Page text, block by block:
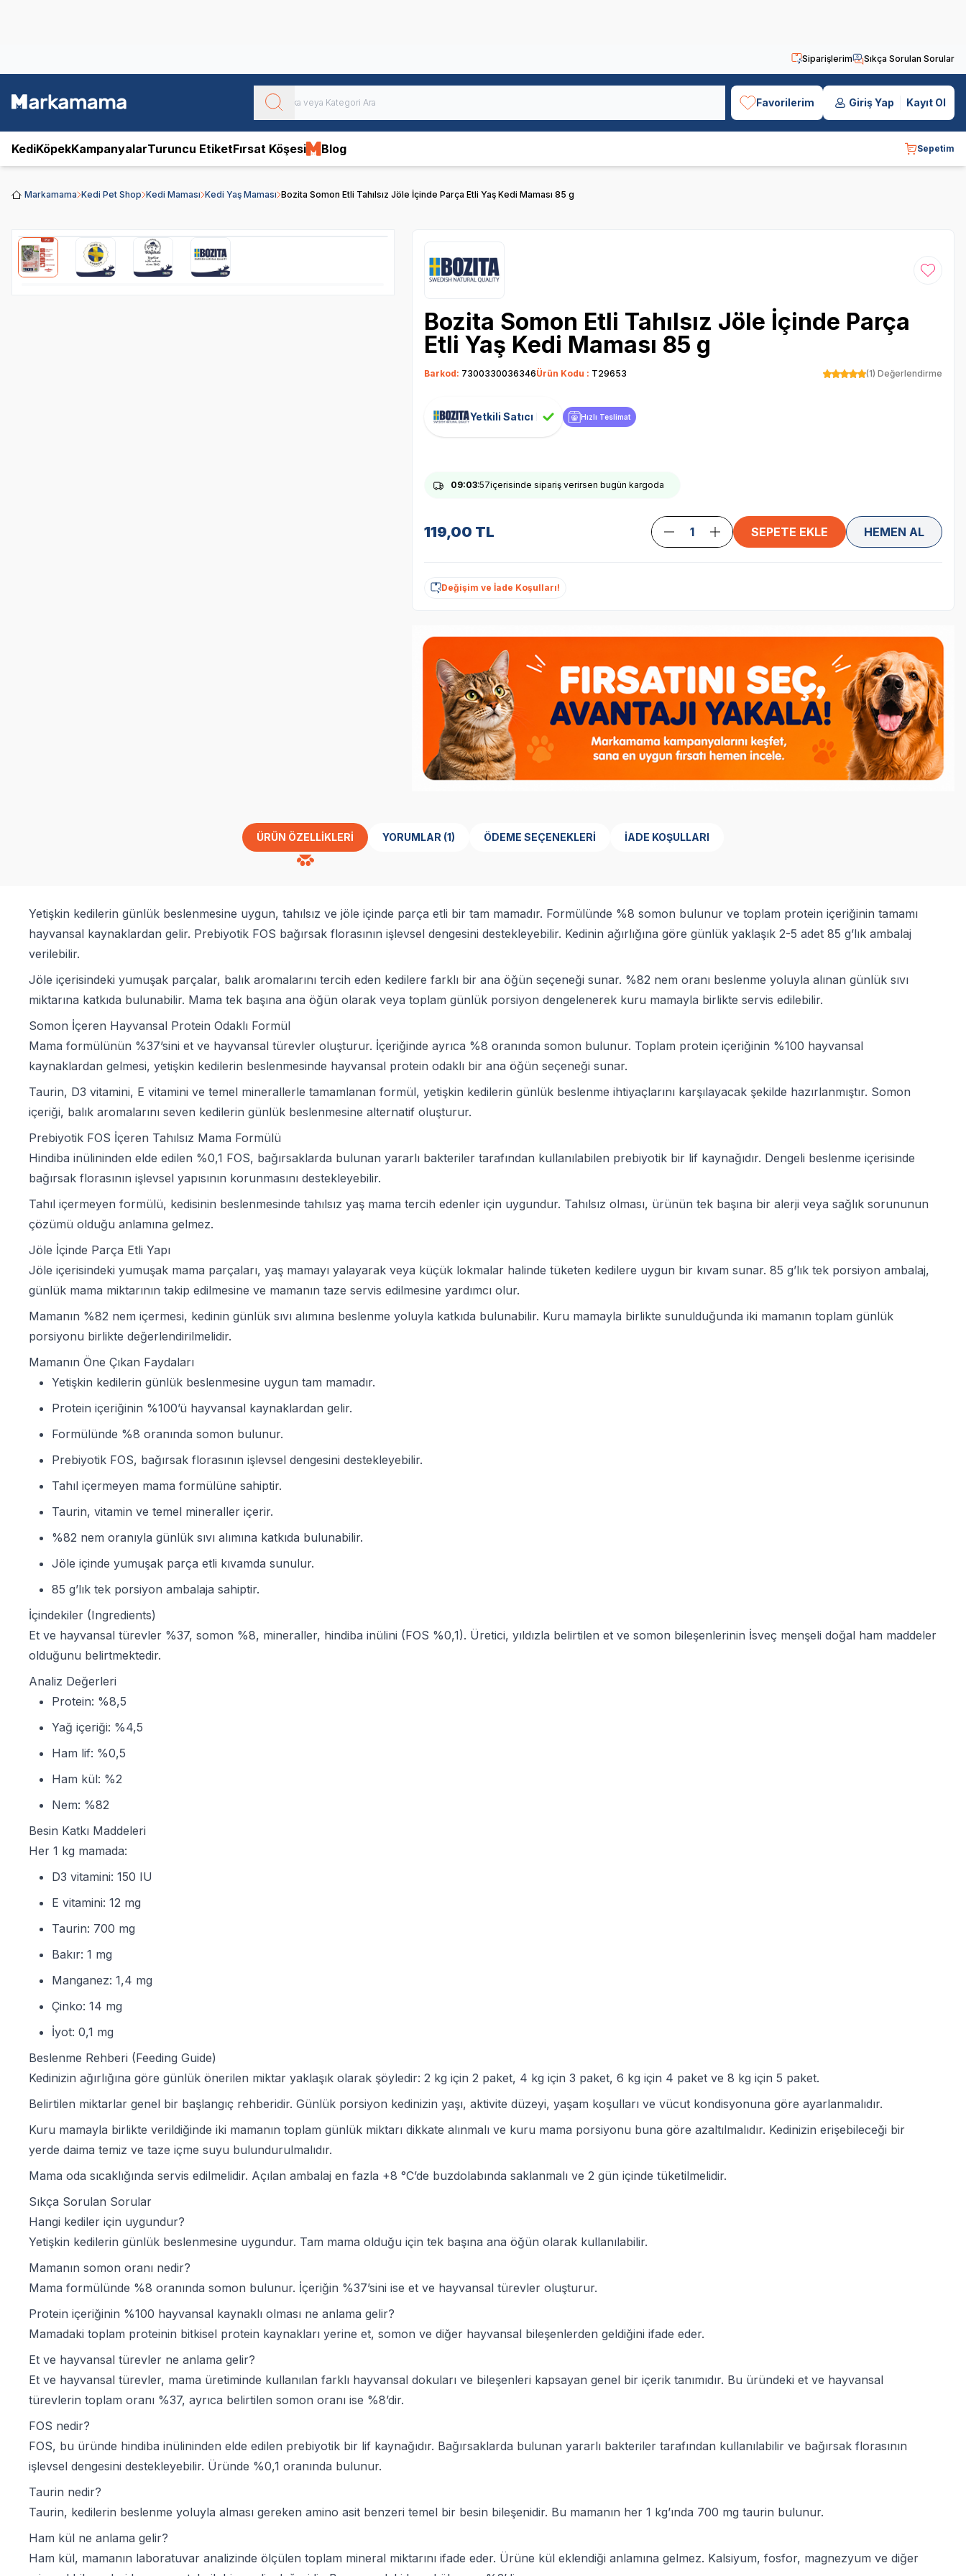
Siparişlerim Sıkça Sorulan Sorular
Favorilerim Giriş Yap Kayıt Ol
KediKöpekKampanyalarTuruncu EtiketFırsat Köşesi Blog Sepetim
Markamama Kedi Pet Shop Kedi Maması Kedi Yaş Maması Bozita Somon Etli Tahılsız Jöle İçinde Parça Etli Yaş Kedi Maması 85 g
Favoriye
Bozita Somon Etli Tahılsız Jöle İçinde Parça
Etli Yaş Kedi Maması 85 g
Barkod: 7300330036346Ürün Kodu : T29653 (1) Değerlendirme
Yetkili Satıcı Hızlı Teslimat
09:03:56içerisinde sipariş verirsen bugün kargoda
119,00 TL SEPETE EKLE HEMEN AL
Değişim ve İade Koşulları!
ÜRÜN ÖZELLIKLERI YORUMLAR (1) ÖDEME SEÇENEKLERI İADE KOŞULLARI
Yetişkin kedilerin günlük beslenmesine uygun, tahılsız ve jöle içinde parça etli bir tam mamadır. Formülünde %8 somon bulunur ve toplam protein içeriğinin tamamı
hayvansal kaynaklardan gelir. Prebiyotik FOS bağırsak florasının işlevsel dengesini destekleyebilir. Kedinin ağırlığına göre günlük yaklaşık 2-5 adet 85 g’lık ambalaj
verilebilir.
Jöle içerisindeki yumuşak parçalar, balık aromalarını tercih eden kedilere farklı bir ana öğün seçeneği sunar. %82 nem oranı beslenme yoluyla alınan günlük sıvı
miktarına katkıda bulunabilir. Mama tek başına ana öğün olarak veya toplam günlük porsiyon dengelenerek kuru mamayla birlikte servis edilebilir.
Somon İçeren Hayvansal Protein Odaklı Formül
Mama formülünün %37’sini et ve hayvansal türevler oluşturur. İçeriğinde ayrıca %8 oranında somon bulunur. Toplam protein içeriğinin %100 hayvansal
kaynaklardan gelmesi, yetişkin kedilerin beslenmesinde hayvansal protein odaklı bir ana öğün seçeneği sunar.
Taurin, D3 vitamini, E vitamini ve temel minerallerle tamamlanan formül, yetişkin kedilerin günlük beslenme ihtiyaçlarını karşılayacak şekilde hazırlanmıştır. Somon
içeriği, balık aromalarını seven kedilerin günlük beslenmesine alternatif oluşturur.
Prebiyotik FOS İçeren Tahılsız Mama Formülü
Hindiba inülininden elde edilen %0,1 FOS, bağırsaklarda bulunan yararlı bakteriler tarafından kullanılabilen prebiyotik bir lif kaynağıdır. Dengeli beslenme içerisinde
bağırsak florasının işlevsel yapısının korunmasını destekleyebilir.
Tahıl içermeyen formülü, kedisinin beslenmesinde tahılsız yaş mama tercih edenler için uygundur. Tahılsız olması, ürünün tek başına bir alerji veya sağlık sorununun
çözümü olduğu anlamına gelmez.
Jöle İçinde Parça Etli Yapı
Jöle içerisindeki yumuşak mama parçaları, yaş mamayı yalayarak veya küçük lokmalar halinde tüketen kedilere uygun bir kıvam sunar. 85 g’lık tek porsiyon ambalaj,
günlük mama miktarının takip edilmesine ve mamanın taze servis edilmesine yardımcı olur.
Mamanın %82 nem içermesi, kedinin günlük sıvı alımına beslenme yoluyla katkıda bulunabilir. Kuru mamayla birlikte sunulduğunda iki mamanın toplam günlük
porsiyonu birlikte değerlendirilmelidir.
Mamanın Öne Çıkan Faydaları
Yetişkin kedilerin günlük beslenmesine uygun tam mamadır.
Protein içeriğinin %100’ü hayvansal kaynaklardan gelir.
Formülünde %8 oranında somon bulunur.
Prebiyotik FOS, bağırsak florasının işlevsel dengesini destekleyebilir.
Tahıl içermeyen mama formülüne sahiptir.
Taurin, vitamin ve temel mineraller içerir.
%82 nem oranıyla günlük sıvı alımına katkıda bulunabilir.
Jöle içinde yumuşak parça etli kıvamda sunulur.
85 g’lık tek porsiyon ambalaja sahiptir.
İçindekiler (Ingredients)
Et ve hayvansal türevler %37, somon %8, mineraller, hindiba inülini (FOS %0,1). Üretici, yıldızla belirtilen et ve somon bileşenlerinin İsveç menşeli doğal ham maddeler
olduğunu belirtmektedir.
Analiz Değerleri
Protein: %8,5
Yağ içeriği: %4,5
Ham lif: %0,5
Ham kül: %2
Nem: %82
Besin Katkı Maddeleri
Her 1 kg mamada:
D3 vitamini: 150 IU
E vitamini: 12 mg
Taurin: 700 mg
Bakır: 1 mg
Manganez: 1,4 mg
Çinko: 14 mg
İyot: 0,1 mg
Beslenme Rehberi (Feeding Guide)
Kedinizin ağırlığına göre günlük önerilen miktar yaklaşık olarak şöyledir: 2 kg için 2 paket, 4 kg için 3 paket, 6 kg için 4 paket ve 8 kg için 5 paket.
Belirtilen miktarlar genel bir başlangıç rehberidir. Günlük porsiyon kedinizin yaşı, aktivite düzeyi, yaşam koşulları ve vücut kondisyonuna göre ayarlanmalıdır.
Kuru mamayla birlikte verildiğinde iki mamanın toplam günlük miktarı dikkate alınmalı ve kuru mama porsiyonu buna göre azaltılmalıdır. Kedinizin erişebileceği bir
yerde daima temiz ve taze içme suyu bulundurulmalıdır.
Mama oda sıcaklığında servis edilmelidir. Açılan ambalaj en fazla +8 °C’de buzdolabında saklanmalı ve 2 gün içinde tüketilmelidir.
Sıkça Sorulan Sorular
Hangi kediler için uygundur?
Yetişkin kedilerin günlük beslenmesine uygundur. Tam mama olduğu için tek başına ana öğün olarak kullanılabilir.
Mamanın somon oranı nedir?
Mama formülünde %8 oranında somon bulunur. İçeriğin %37’sini ise et ve hayvansal türevler oluşturur.
Protein içeriğinin %100 hayvansal kaynaklı olması ne anlama gelir?
Mamadaki toplam proteinin bitkisel protein kaynakları yerine et, somon ve diğer hayvansal bileşenlerden geldiğini ifade eder.
Et ve hayvansal türevler ne anlama gelir?
Et ve hayvansal türevler, mama üretiminde kullanılan farklı hayvansal dokuları ve bileşenleri kapsayan genel bir içerik tanımıdır. Bu üründeki et ve hayvansal
türevlerin toplam oranı %37, ayrıca belirtilen somon oranı ise %8’dir.
FOS nedir?
FOS, bu üründe hindiba inülininden elde edilen prebiyotik bir lif kaynağıdır. Bağırsaklarda bulunan yararlı bakteriler tarafından kullanılabilir ve bağırsak florasının
işlevsel dengesini destekleyebilir. Üründe %0,1 oranında bulunur.
Taurin nedir?
Taurin, kedilerin beslenme yoluyla alması gereken amino asit benzeri temel bir besin bileşenidir. Bu mamanın her 1 kg’ında 700 mg taurin bulunur.
Ham kül ne anlama gelir?
Ham kül, mamanın laboratuvar analizinde ölçülen toplam mineral miktarını ifade eder. Ürüne kül eklendiği anlamına gelmez. Kalsiyum, fosfor, magnezyum ve diğer